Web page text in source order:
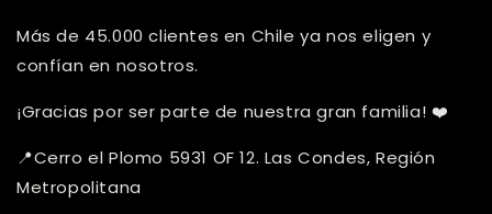
Más de 45.000 clientes en Chile ya nos eligen y
confían en nosotros.
¡Gracias por ser parte de nuestra gran familia! ❤️
📍Cerro el Plomo 5931 OF 12. Las Condes, Región
Metropolitana